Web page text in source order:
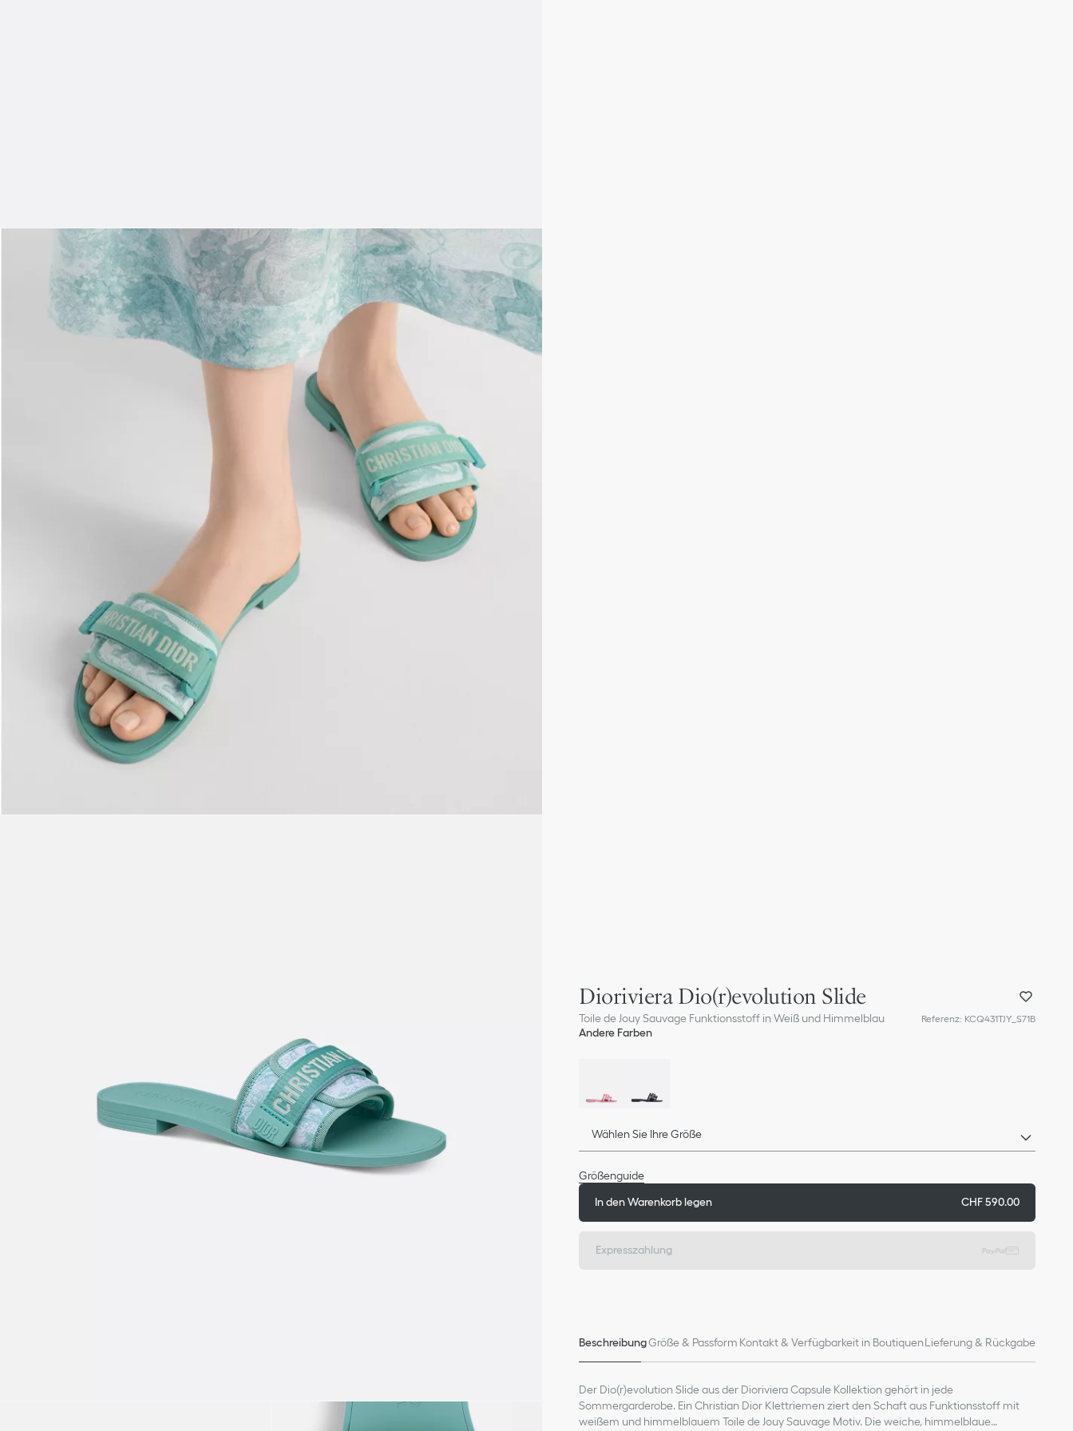
Dioriviera Dio(r)evolution Slide
Toile de Jouy Sauvage Funktionsstoff in Weiß und Himmelblau Referenz: KCQ431TJY_S71B
Andere Farben
Wählen Sie Ihre Größe
Größenguide
In den Warenkorb legen CHF 590.00
Expresszahlung
BeschreibungGröße & Passform Kontakt & Verfügbarkeit in BoutiquenLieferung & Rückgabe
Der Dio(r)evolution Slide aus der Dioriviera Capsule Kollektion gehört in jede
Sommergarderobe. Ein Christian Dior Klettriemen ziert den Schaft aus Funktionsstoff mit
weißem und himmelblauem Toile de Jouy Sauvage Motiv. Die weiche, himmelblaue